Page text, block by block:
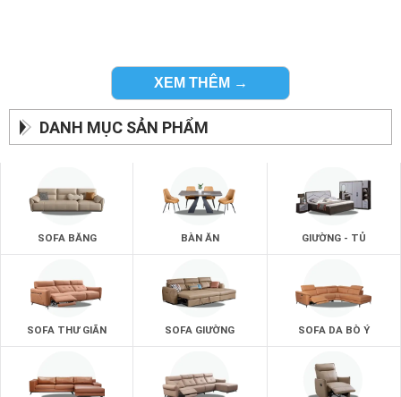
XEM THÊM →
DANH MỤC SẢN PHẨM
SOFA BĂNG BÀN ĂN GIƯỜNG - TỦ
SOFA THƯ GIÃN SOFA GIƯỜNG SOFA DA BÒ Ý